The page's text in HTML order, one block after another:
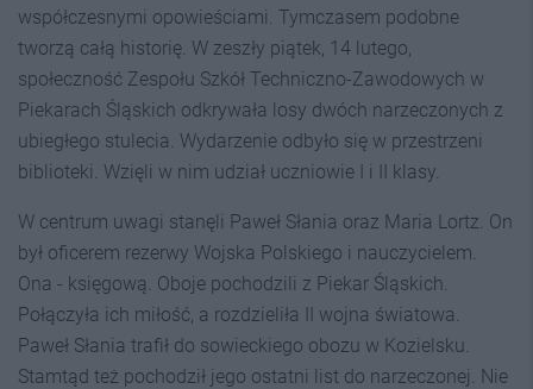
współczesnymi opowieściami. Tymczasem podobne
tworzą całą historię. W zeszły piątek, 14 lutego,
społeczność Zespołu Szkół Techniczno-Zawodowych w
Piekarach Śląskich odkrywała losy dwóch narzeczonych z
ubiegłego stulecia. Wydarzenie odbyło się w przestrzeni
biblioteki. Wzięli w nim udział uczniowie I i II klasy.
W centrum uwagi stanęli Paweł Słania oraz Maria Lortz. On
był oficerem rezerwy Wojska Polskiego i nauczycielem.
Ona - księgową. Oboje pochodzili z Piekar Śląskich.
Połączyła ich miłość, a rozdzieliła II wojna światowa.
Paweł Słania trafił do sowieckiego obozu w Kozielsku.
Stamtąd też pochodził jego ostatni list do narzeczonej. Nie